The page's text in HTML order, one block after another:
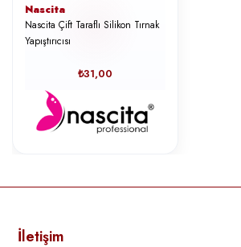
Nascita
Nascita Çift Taraflı Silikon Tırnak
Yapıştırıcısı
₺31,00
İletişim